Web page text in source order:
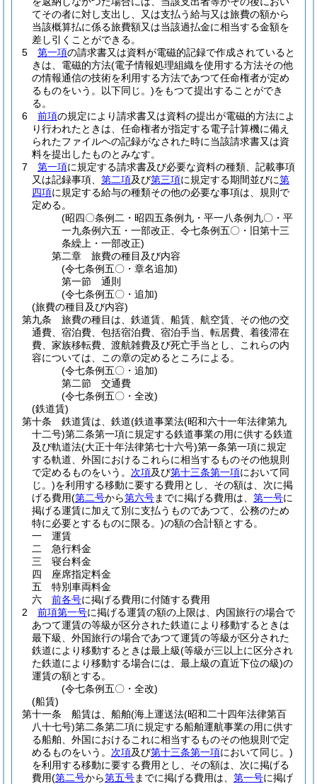
てその者に対し支出し、又は支払う給与又は旅費の額から
当該概算払に係る旅費額又は当該過払金に相当する金額を
差し引くことができる。
5
第一項の請求書又は資料が電磁的記録で作成されていると
きは、電磁的方法(電子情報処理組織を使用する方法その他
の情報通信の技術を利用する方法であつて任命権者が定め
るものをいう。以下同じ。)をもつて提出することができ
る。
6
前項の規定により請求書又は資料の提出が電磁的方法によ
り行われたときは、任命権者が指定する電子計算機に備え
られたファイルヘの記録がなされた時に当該請求書又は資
料を提出したものとみなす。
7
第一項に規定する請求書及び必要な資料の種類、記載事項
又は記録事項、 第二項及び第三項に規定する期間並びに第
四項に規定する給与の種類その他の必要な事項は、規則で
定める。
(昭四〇条例二・昭四五条例九・平一八条例九〇・平
一九条例六五・一部改正、令七条例五〇・旧第十三
条繰上・一部改正)
第二章
旅費の種目及び内容
(令七条例五〇・章名追加)
第一節
通則
(令七条例五〇・追加)
(旅費の種目及び内容)
第九条
旅費の種目は、鉄道賃、船賃、航空賃、その他の交
通費、宿泊費、包括宿泊費、宿泊手当、転居費、着後滞在
費、家族移転費、渡航雑費及び死亡手当とし、これらの内
容については、この章の定めるところによる。
(令七条例五〇・追加)
第二節
交通費
(令七条例五〇・全改)
(鉄道賃)
第十条
鉄道賃は、鉄道(鉄道事業法(昭和六十一年法律第九
十二号)第二条第一項に規定する鉄道事業の用に供する鉄道
及び軌道法(大正十年法律第七十六号)第一条第一項に規定
する軌道、外国におけるこれらに相当するものその他規則
で定めるものをいう。 次項及び第十三条第一項において同
じ。)を利用する移動に要する費用とし、その額は、次に掲
げる費用(第二号から第六号までに掲げる費用は、 第一号に
掲げる運賃に加えて別に支払うものであつて、公務のため
特に必要とするものに限る。)の額の合計額とする。
一
運賃
二
急行料金
三
寝台料金
四
座席指定料金
五
特別車両料金
六
前各号に掲げる費用に付随する費用
2
前項第一号に掲げる運賃の額の上限は、内国旅行の場合で
あつて運賃の等級が区分された鉄道により移動するときは
最下級、外国旅行の場合であつて運賃の等級が区分された
鉄道により移動するときは最上級(等級が三以上に区分され
た鉄道により移動する場合には、最上級の直近下位の級)の
運賃の額とする。
(令七条例五〇・全改)
(船賃)
第十一条
船賃は、船舶(海上運送法(昭和二十四年法律第百
八十七号)第二条第二項に規定する船舶運航事業の用に供す
る船舶、外国におけるこれに相当するものその他規則で定
めるものをいう。 次項及び第十三条第一項において同じ。)
を利用する移動に要する費用とし、その額は、次に掲げる
費用(第二号から第五号までに掲げる費用は、 第一号に掲げ